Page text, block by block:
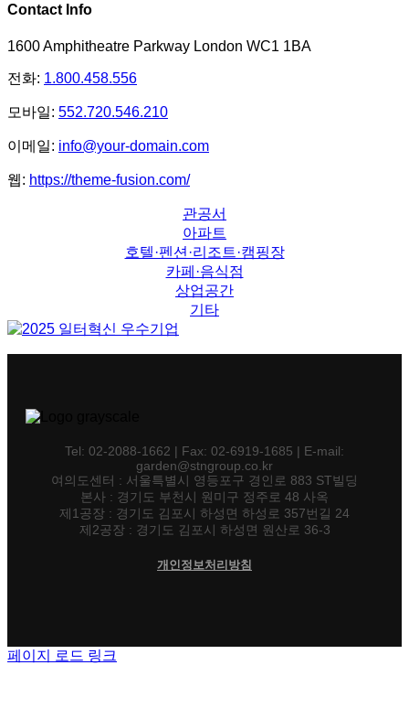
Contact Info
1600 Amphitheatre Parkway London WC1 1BA
전화: 1.800.458.556
모바일: 552.720.546.210
이메일: info@your-domain.com
웹: https://theme-fusion.com/
관공서
아파트
호텔·펜션·리조트·캠핑장
카페·음식점
상업공간
기타
Tel: 02-2088-1662 | Fax: 02-6919-1685 | E-mail:
garden@stngroup.co.kr
여의도센터 : 서울특별시 영등포구 경인로 883 ST빌딩
본사 : 경기도 부천시 원미구 정주로 48 사옥
제1공장 : 경기도 김포시 하성면 하성로 357번길 24
제2공장 : 경기도 김포시 하성면 원산로 36-3
개인정보처리방침
페이지 로드 링크